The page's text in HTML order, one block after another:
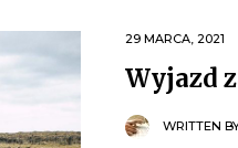
29 MARCA, 2021
Wyjazd
WRITTEN